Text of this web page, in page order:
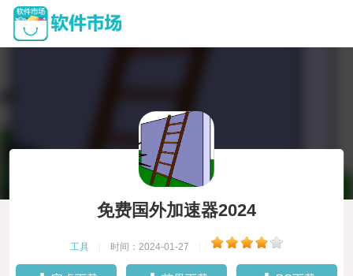
免费国外加速器2024
工具 时间：2024-01-27